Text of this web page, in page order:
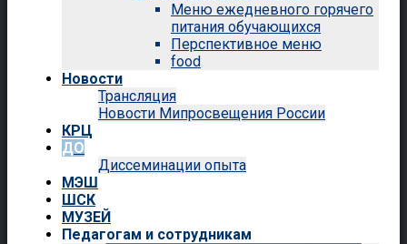
Меню ежедневного горячего
питания обучающихся
Перспективное меню
food
Новости
Трансляция
Новости Мипросвещения России
КРЦ
ДО
Диссеминации опыта
МЭШ
ШСК
МУЗЕЙ
Педагогам и сотрудникам